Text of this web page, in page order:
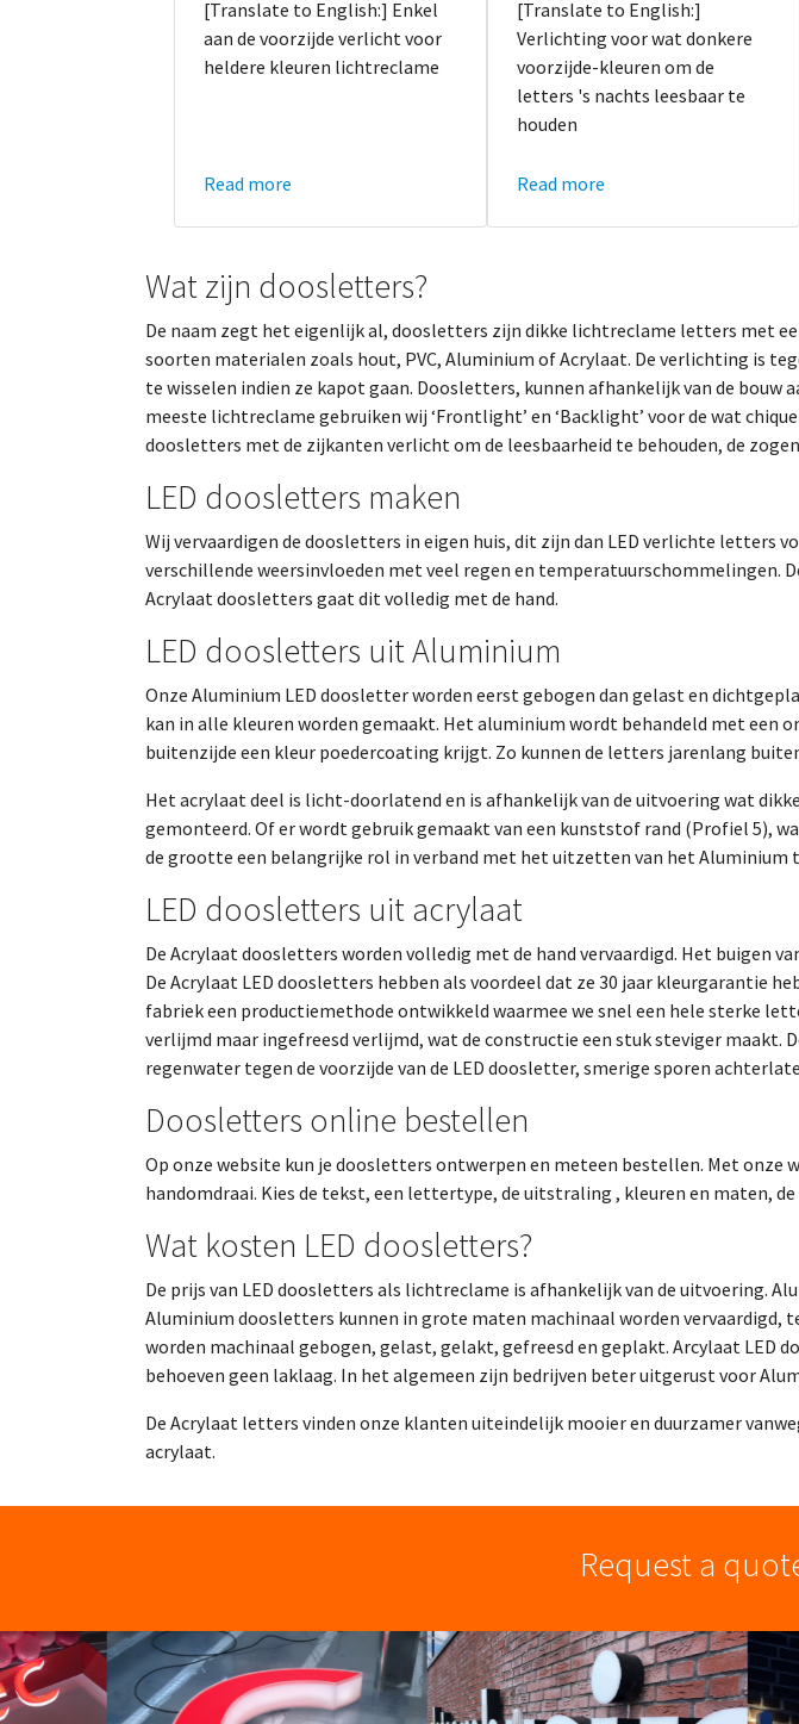
[Translate to English:] Enkel
aan de voorzijde verlicht voor
heldere kleuren lichtreclame
Read more
[Translate to English:]
Verlichting voor wat donkere
voorzijde-kleuren om de
letters 's nachts leesbaar te
houden
Read more
Wat zijn doosletters?
De naam zegt het eigenlijk al, doosletters zijn dikke lichtreclame letters met
soorten materialen zoals hout, PVC, Aluminium of Acrylaat. De verlichting is
te wisselen indien ze kapot gaan. Doosletters, kunnen afhankelijk van de
meeste lichtreclame gebruiken wij ‘Frontlight’ en ‘Backlight’ voor de wat
doosletters met de zijkanten verlicht om de leesbaarheid te behouden, de
LED doosletters maken
Wij vervaardigen de doosletters in eigen huis, dit zijn dan LED verlichte letters
verschillende weersinvloeden met veel regen en temperatuurschommelingen.
Acrylaat doosletters gaat dit volledig met de hand.
LED doosletters uit Aluminium
Onze Aluminium LED doosletter worden eerst gebogen dan gelast en
kan in alle kleuren worden gemaakt. Het aluminium wordt behandeld met een
buitenzijde een kleur poedercoating krijgt. Zo kunnen de letters jarenlang
Het acrylaat deel is licht-doorlatend en is afhankelijk van de uitvoering wat
gemonteerd. Of er wordt gebruik gemaakt van een kunststof rand (Profiel 5),
de grootte een belangrijke rol in verband met het uitzetten van het Aluminium
LED doosletters uit acrylaat
De Acrylaat doosletters worden volledig met de hand vervaardigd. Het buigen
De Acrylaat LED doosletters hebben als voordeel dat ze 30 jaar kleurgarantie
fabriek een productiemethode ontwikkeld waarmee we snel een hele sterke
verlijmd maar ingefreesd verlijmd, wat de constructie een stuk steviger maakt.
regenwater tegen de voorzijde van de LED doosletter, smerige sporen
Doosletters online bestellen
Op onze website kun je doosletters ontwerpen en meteen bestellen. Met
handomdraai. Kies de tekst, een lettertype, de uitstraling , kleuren en maten,
Wat kosten LED doosletters?
De prijs van LED doosletters als lichtreclame is afhankelijk van de uitvoering.
Aluminium doosletters kunnen in grote maten machinaal worden
worden machinaal gebogen, gelast, gelakt, gefreesd en geplakt. Arcylaat LED
behoeven geen laklaag. In het algemeen zijn bedrijven beter uitgerust voor
De Acrylaat letters vinden onze klanten uiteindelijk mooier en duurzamer
acrylaat.
Request a